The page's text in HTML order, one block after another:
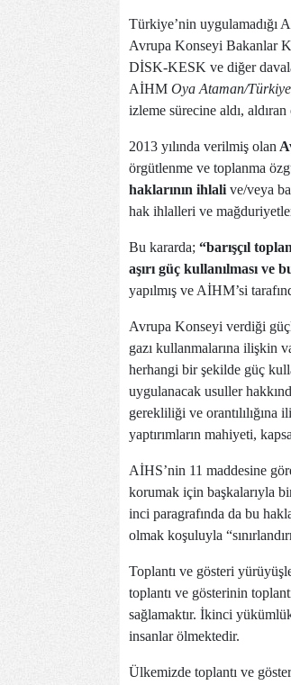
Türkiye’nin uygulamadığı
Avrupa Konseyi Bakanlar
DİSK-KESK ve diğer
AİHM Oya Ataman/Türkiye
izleme sürecine aldı, aldıran
2013 yılında verilmiş olan
örgütlenme ve toplanma
haklarının ihlali ve/veya
hak ihlalleri ve
Bu kararda; “barışçıl
aşırı güç kullanılması ve
yapılmış ve AİHM’si
Avrupa Konseyi verdiği
gazı kullanmalarına ilişkin
herhangi bir şekilde güç
uygulanacak usuller
gerekliliği ve
yaptırımların mahiyeti,
AİHS’nin 11 maddesine
korumak için başkalarıyla
inci paragrafında da bu
olmak koşuluyla
Toplantı ve gösteri
toplantı ve gösterinin
sağlamaktır. İkinci
insanlar ölmektedir.
Ülkemizde toplantı ve